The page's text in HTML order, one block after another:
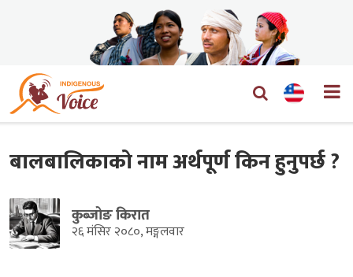
बालबालिकाको नाम अर्थपूर्ण किन हुनुपर्छ ?
कुब्जोङ किरात
२६ मंसिर २०८०, मङ्गलवार